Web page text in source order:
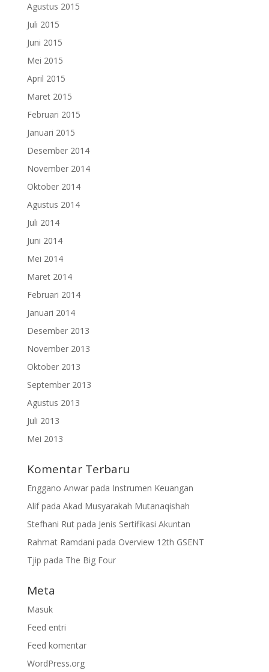
Agustus 2015
Juli 2015
Juni 2015
Mei 2015
April 2015
Maret 2015
Februari 2015
Januari 2015
Desember 2014
November 2014
Oktober 2014
Agustus 2014
Juli 2014
Juni 2014
Mei 2014
Maret 2014
Februari 2014
Januari 2014
Desember 2013
November 2013
Oktober 2013
September 2013
Agustus 2013
Juli 2013
Mei 2013
Komentar Terbaru
Enggano Anwarpada Instrumen Keuangan
Alifpada Akad Musyarakah Mutanaqishah
Stefhani Rutpada Jenis Sertifikasi Akuntan
Rahmat Ramdani pada Overview 12th GSENT
Tjip pada The Big Four
Meta
Masuk
Feed entri
Feed komentar
WordPress.org